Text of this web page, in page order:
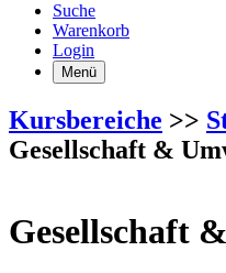
Suche
Warenkorb
Login
Menü
Kursbereiche >>
Gesellschaft &
Gesellschaft